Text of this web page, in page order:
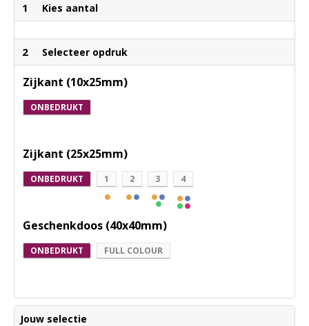
1 Kies aantal
2 Selecteer opdruk
Zijkant (10x25mm)
ONBEDRUKT
Zijkant (25x25mm)
ONBEDRUKT 1 2 3 4
Geschenkdoos (40x40mm)
ONBEDRUKT FULL COLOUR
Jouw selectie